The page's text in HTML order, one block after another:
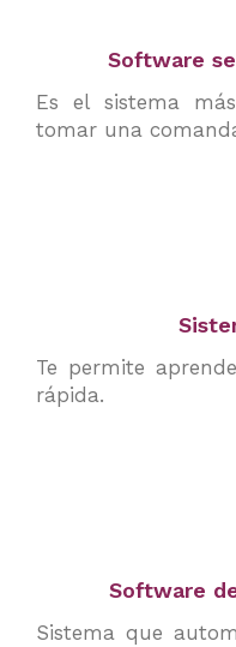
Software
Es el sistema
tomar una
Te permite
rápida.
Software
Sistema que